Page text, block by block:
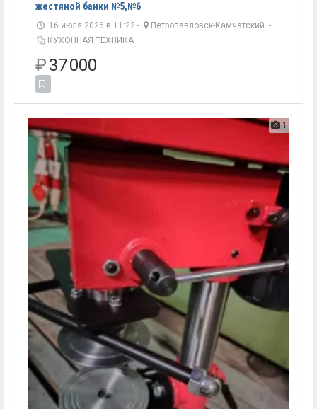
жестяной банки №5,№6
16 июля 2026 в 11:22 - Петропавловск-Камчатский -
КУХОННАЯ ТЕХНИКА
₽37 000
1